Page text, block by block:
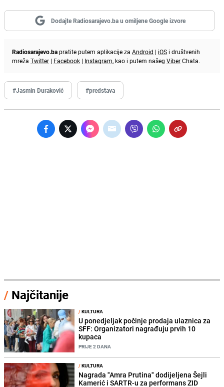
Dodajte Radiosarajevo.ba u omiljene Google izvore
Radiosarajevo.bapratite putem aplikacije za Android | iOS i društvenih
mreža Twitter | Facebook | Instagram, kao i putem našeg ViberChata.
#Jasmin Duraković #predstava
/ Najčitanije
/KULTURA
U ponedjeljak počinje prodaja ulaznica za
SFF: Organizatori nagrađuju prvih 10
kupaca
PRIJE 2 DANA
/KULTURA
Nagrada "Amra Prutina" dodijeljena Šejli
Kamerić i SARTR-u za performans ZID